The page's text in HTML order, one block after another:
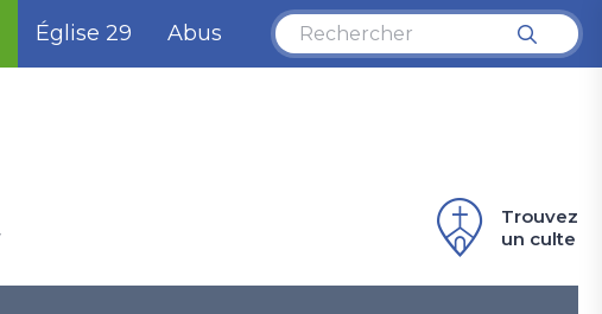
Église 29 Abus
Trouvez
un culte